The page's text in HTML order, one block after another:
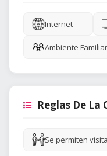
Internet
Ambiente Familiar
Reglas De La
Se permiten